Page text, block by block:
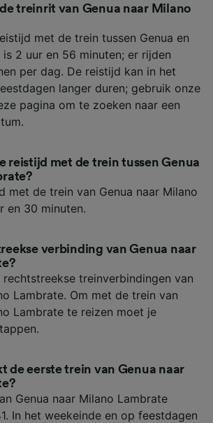
treinrit van Genua naar Milano
met de trein tussen Genua en
2 uur en 56 minuten; er rijden
per dag. De reistijd kan in het
langer duren; gebruik onze
pagina om te zoeken naar een
reistijd met de trein tussen Genua
met de trein van Genua naar Milano
en 30 minuten.
verbinding van Genua naar
rechtstreekse treinverbindingen van
Lambrate. Om met de trein van
Lambrate te reizen moet je
de eerste trein van Genua naar
Genua naar Milano Lambrate
In het weekeinde en op feestdagen